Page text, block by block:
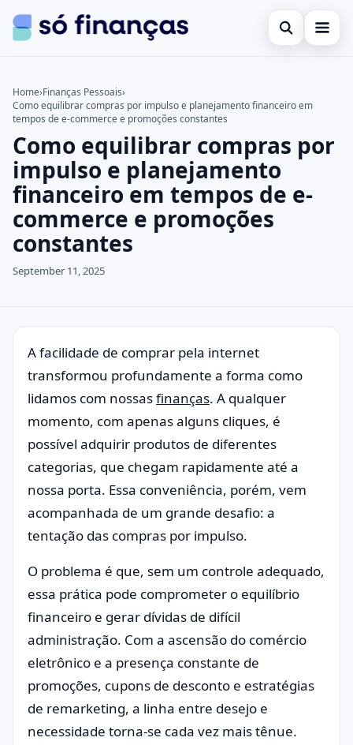
Open search
Empréstimos
Investimentos
Search the site
Search for:
Press Enter to search or ESC to close.
Home›Finanças Pessoais›
Como equilibrar compras por impulso e planejamento financeiro em
tempos de e-commerce e promoções constantes
Como equilibrar compras por
impulso e planejamento
financeiro em tempos de e-
commerce e promoções
constantes
September 11, 2025
A facilidade de comprar pela internet
transformou profundamente a forma como
lidamos com nossasfinanças. A qualquer
momento, com apenas alguns cliques, é
possível adquirir produtos de diferentes
categorias, que chegam rapidamente até a
nossa porta. Essa conveniência, porém, vem
acompanhada de um grande desafio: a
tentação das compras por impulso.
O problema é que, sem um controle adequado,
essa prática pode comprometer o equilíbrio
financeiro e gerar dívidas de difícil
administração. Com a ascensão do comércio
eletrônico e a presença constante de
promoções, cupons de desconto e estratégias
de remarketing, a linha entre desejo e
necessidade torna-se cada vez mais tênue.